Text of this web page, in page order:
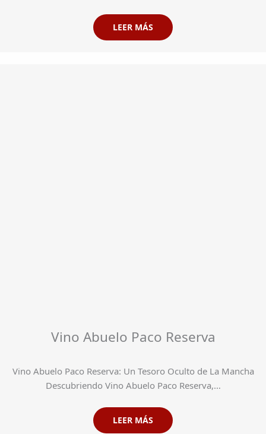
LEER MÁS
Vino Abuelo Paco Reserva
Vino Abuelo Paco Reserva: Un Tesoro Oculto de La Mancha
Descubriendo Vino Abuelo Paco Reserva,…
LEER MÁS